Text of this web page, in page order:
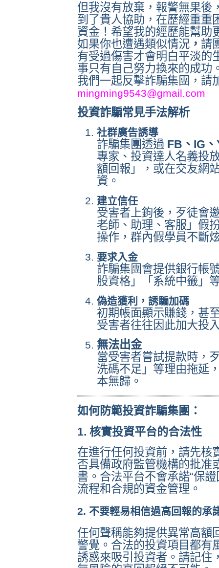
但我沒有放棄，報警無果後
到了貴人協助，在歷經重重
資金！希望我的經歷能幫助
如果你也遭遇類似情況 ， 請
有受過傷害才會明白平淡的
事只有自己努力換來的成功
我們一起反擊詐騙集團，請
mingming9543@gmail.com
投資詐騙常見手法解析
社群廣告誘導
詐騙集團透過 FB、IG
專家、投資達人名義投
額回報」，或在交友網
資。
建立信任
受害者上鉤後，歹徒會
老師、助理、客服」假
操作，群內假學員不斷
要求入金
詐騙集團會提供銀行帳
股資格」「系統中籤」
偽造獲利，誘騙加碼
初期帳面顯示賺錢，甚
受害者往往因此加大投
無法出金
當受害者嘗試提款時，
洗碼不足」等理由拖延
本無歸。
如何防範投資詐騙集團：
1. 核實投資平台的合法性
在進行任何投資前，請先核
否具備政府監管機構的批准
書。合法平台不會承諾“保
流程和合規的資金管理。
2. 不要輕易相信過高回報的承
任何聲稱能夠提供異常高額
警覺。合法的投資項目都有
誘惑來吸引投資者。請記住